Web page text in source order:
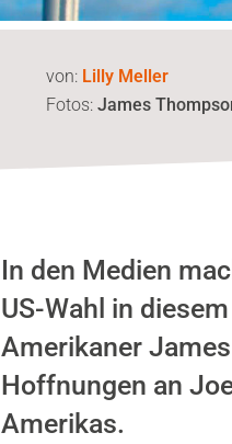
von: Lilly Meller
Fotos:James
In den Medien
US-Wahl in
Amerikaner
Hoffnungen an
Amerikas.